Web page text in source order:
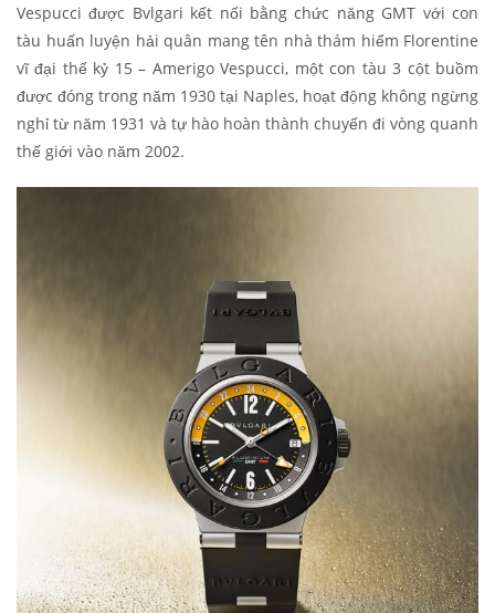
Vespucci được Bvlgari kết nối bằng chức năng GMT với con
tàu huấn luyện hải quân mang tên nhà thám hiểm Florentine
vĩ đại thế kỷ 15 – Amerigo Vespucci, một con tàu 3 cột buồm
được đóng trong năm 1930 tại Naples, hoạt động không ngừng
nghỉ từ năm 1931 và tự hào hoàn thành chuyến đi vòng quanh
thế giới vào năm 2002.